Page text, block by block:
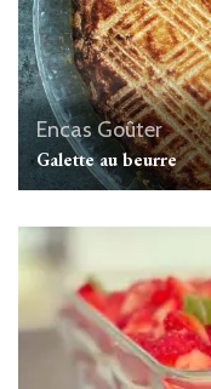
Encas Goûter
Galette au beurre